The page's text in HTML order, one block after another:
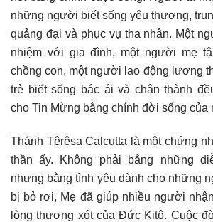
những người biết sống yêu thương,
quảng đại và phục vụ tha nhân. Một
nhiệm với gia đình, một người mẹ
chồng con, một người lao động lương
trẻ biết sống bác ái và chân thành
cho Tin Mừng bằng chính đời sống của
Thánh Têrêsa Calcutta là một chứng
thần ấy. Không phải bằng những
nhưng bằng tình yêu dành cho những
bị bỏ rơi, Mẹ đã giúp nhiều người
lòng thương xót của Đức Kitô. Cuộc